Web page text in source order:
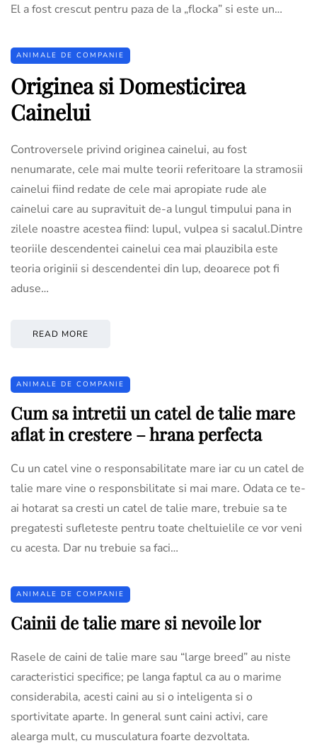
El a fost crescut pentru paza de la „flocka” si este un…
ANIMALE DE COMPANIE
Originea si Domesticirea
Cainelui
Controversele privind originea cainelui, au fost
nenumarate, cele mai multe teorii referitoare la stramosii
cainelui fiind redate de cele mai apropiate rude ale
cainelui care au supravituit de-a lungul timpului pana in
zilele noastre acestea fiind: lupul, vulpea si sacalul.Dintre
teoriile descendentei cainelui cea mai plauzibila este
teoria originii si descendentei din lup, deoarece pot fi
aduse…
READ MORE
ANIMALE DE COMPANIE
Cum sa intretii un catel de talie mare
aflat in crestere – hrana perfecta
Cu un catel vine o responsabilitate mare iar cu un catel de
talie mare vine o responsbilitate si mai mare. Odata ce te-
ai hotarat sa cresti un catel de talie mare, trebuie sa te
pregatesti sufleteste pentru toate cheltuielile ce vor veni
cu acesta. Dar nu trebuie sa faci…
ANIMALE DE COMPANIE
Cainii de talie mare si nevoile lor
Rasele de caini de talie mare sau “large breed” au niste
caracteristici specifice; pe langa faptul ca au o marime
considerabila, acesti caini au si o inteligenta si o
sportivitate aparte. In general sunt caini activi, care
alearga mult, cu musculatura foarte dezvoltata.